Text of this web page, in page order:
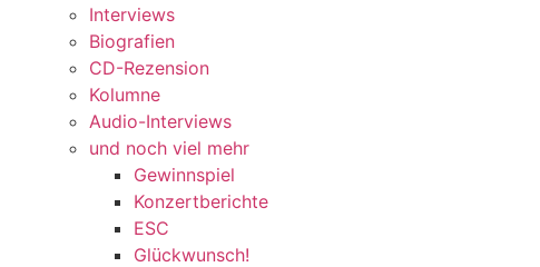
Interviews
Biografien
CD-Rezension
Kolumne
Audio-Interviews
und noch viel mehr
Gewinnspiel
Konzertberichte
ESC
Glückwunsch!